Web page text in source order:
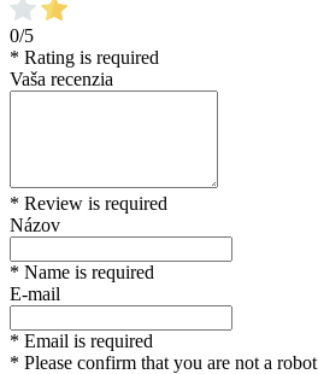
0/5
* Rating is required
Vaša recenzia
* Review is required
Názov
* Name is required
E-mail
* Email is required
* Please confirm that you are not a robot